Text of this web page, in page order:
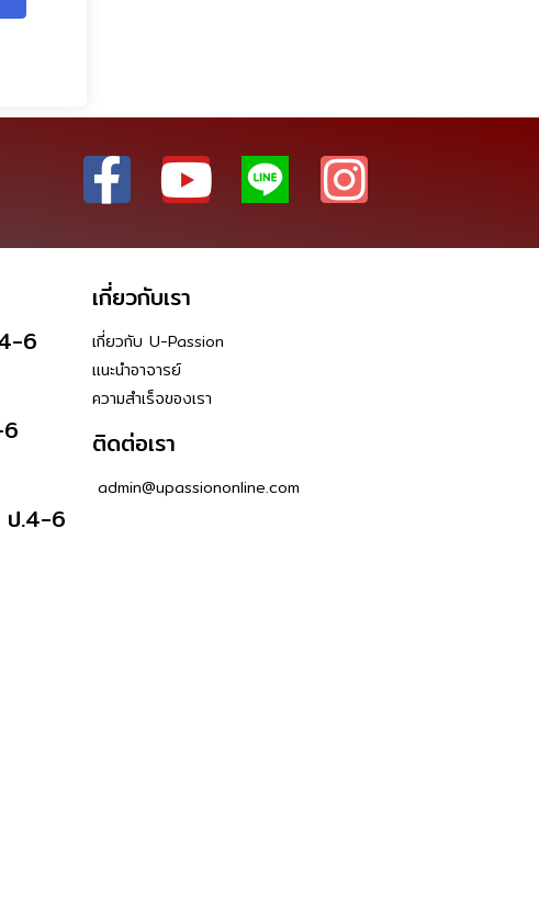
เกี่ยวกับเรา
6
ป.4-6
เกี่ยวกับ U-Passion
แนะนำอาจารย์
ความสำเร็จของเรา
ติดต่อเรา
admin@upassiononline.com